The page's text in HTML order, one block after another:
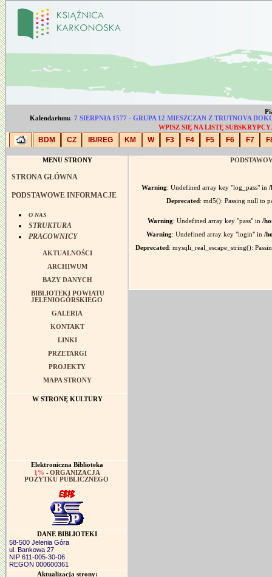
Kalendarium: 7 SIERPNIA 1577 - GRUPA 12 MIESZCZAN Z TRUTNOVA
WPISZ SIĘ NA LISTĘ
BDM CZ IB/REG KM W F3 F4 F5 F6 F7
MENU STRONY
STRONA GŁÓWNA
PODSTAWOWE INFORMACJE
O NAS
STRUKTURA
PRACOWNICY
AKTUALNOŚCI
ARCHIWUM
BAZY DANYCH
BIBLIOTEKI POWIATU
JELENIOGÓRSKIEGO
GALERIA
KONTAKT
LINKI
PRZETARGI
PROJEKTY
MAPA STRONY
W STRONĘ KULTURY
Elektroniczna Biblioteka
1% -ORGANIZACJA
POŻYTKU PUBLICZNEGO
DANE BIBLIOTEKI
58-500 Jelenia Góra
ul. Bankowa 27
NIP 611-005-30-06
REGON 000600361
Aktualizacja strony:
Warning: Undefined array key "log_pass" in /
Deprecated : md5(): Passing null to
Warning: Undefined array key "pass" in /
Warning: Undefined array key "login" in /
Deprecated : mysqli_real_escape_string():